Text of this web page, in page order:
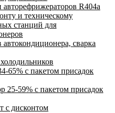
R404a
и техническому
станций для
сварка
65% с пакетом присадок
25-59% с пакетом присадок
с дисконтом